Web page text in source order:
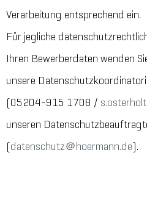
Verarbeitung entsprechend ein.
Für jegliche
Ihren Bewerberdaten wenden
unsere
(05204-915 1708 /
unseren
(datenschutz＠hoermann.de).